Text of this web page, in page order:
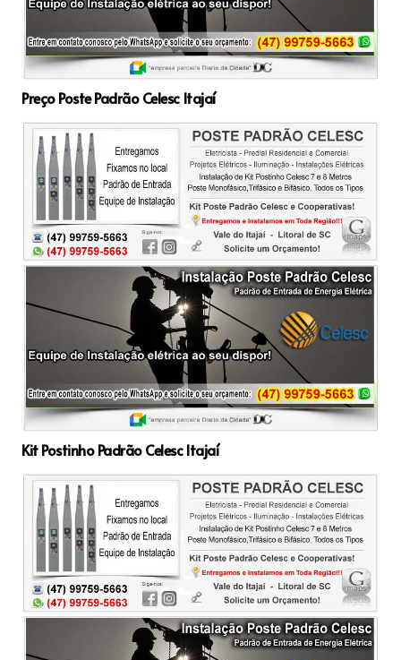
Preço Poste Padrão Celesc Itajaí
Kit Postinho Padrão Celesc Itajaí